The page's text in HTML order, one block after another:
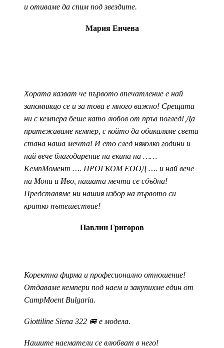
и отиваме да спим под звездите.
Мария Енчева
Хората казват че първото впечатление е най
запомнящо се и за това е много важно! Срещата
ни с кемпера беше като любов от пръв поглед! Да
притежаваме кемпер, с който да обикаляме света
стана наша мечта! И ето след няколко години и
най вече благодарение на екипа на ……
КемпМомент …. ПРОГКОМ ЕООД …. и най вече
на Мони и Иво, нашата мечта се сбъдна!
Представяме ни нашия избор на първото си
кратко пътешествие!
Павлин Григоров
Коректна фирма и професионално отношение!
Отдаваме кемпери под наем и закупихме един от
CampMoent Bulgaria.
Giottiline Siena 322 🚐 е модела.
Нашите наематели се влюбват в него!